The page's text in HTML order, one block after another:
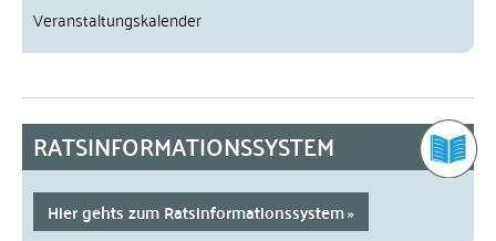
Veranstaltungskalender
RATSINFORMATIONSSYSTEM
Hier gehts zum Ratsinformationssystem